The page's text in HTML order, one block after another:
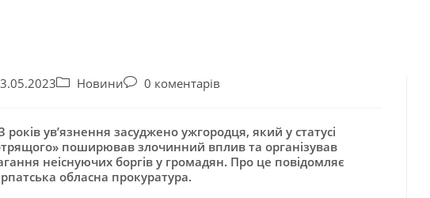
Новини 0 коментарів
років ув’язнення засуджено ужгородця, який у статусі
поширював злочинний вплив та організував
неіснуючих боргів у громадян. Про це повідомляє
обласна прокуратура.